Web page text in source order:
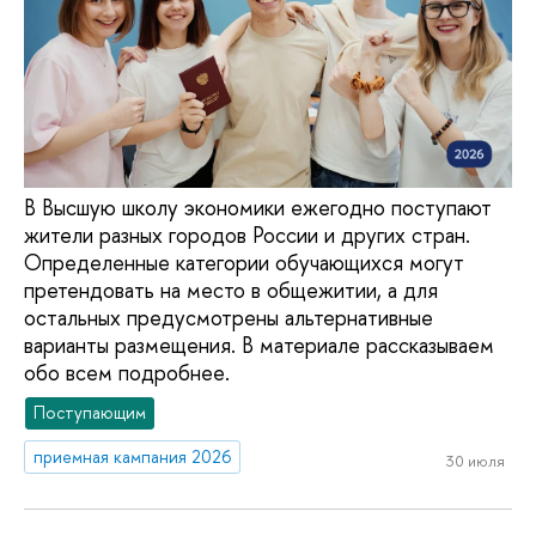
В Высшую школу экономики ежегодно поступают
жители разных городов России и других стран.
Определенные категории обучающихся могут
претендовать на место в общежитии, а для
остальных предусмотрены альтернативные
варианты размещения. В материале рассказываем
обо всем подробнее.
Поступающим
приемная кампания 2026
30 июля